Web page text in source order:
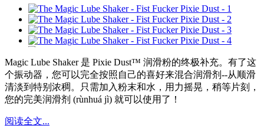
Magic Lube Shaker 是 Pixie Dust™ 润滑粉的终极补充。有了这
个振动器，您可以完全按照自己的喜好来混合润滑剂--从顺滑
清淡到特别浓稠。只需加入粉末和水，用力摇晃，稍等片刻，
您的完美润滑剂 (rùnhuá jì) 就可以使用了！
阅读全文...